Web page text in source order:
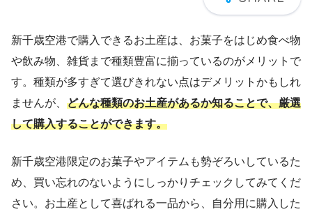
新千歳空港で購入できるお土産は、お菓子をはじめ食べ物
や飲み物、雑貨まで種類豊富に揃っているのがメリットで
す。種類が多すぎて選びきれない点はデメリットかもしれ
ませんが、 どんな種類のお土産があるか知ることで、厳選
して購入することができます。
新千歳空港限定のお菓子やアイテムも勢ぞろいしているた
め、買い忘れのないようにしっかりチェックしてみてくだ
さい。お土産として喜ばれる一品から、自分用に購入した